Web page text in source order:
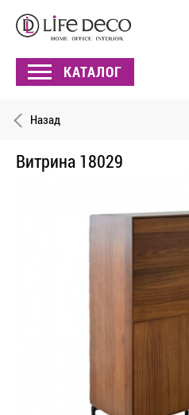
КАТАЛОГ
Назад
Витрина 18029